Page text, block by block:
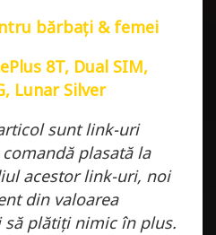
bărbați & femei
8T, Dual SIM,
Lunar Silver
sunt link-uri
plasată la
acestor link-uri, noi
din valoarea
să plătiți nimic în plus.